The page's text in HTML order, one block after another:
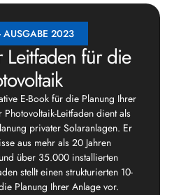
AUSGABE 2023
Leitfaden für die
E-Book für die Planung Ihrer
Leitfaden dient als
privater Solaranlagen. Er
aus mehr als 20 Jahren
über 35.000 installierten
stellt einen strukturierten 10-
Planung Ihrer Anlage vor.